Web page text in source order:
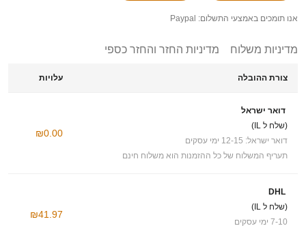
אנו תומכים באמצעי התשלום: Paypal
מדיניות משלוח מדיניות החזר והחזר כספי
צורת ההובלה עלויות
דואר ישראל
(שלח ל IL)
דואר ישראל: 12-15 ימי עסקים
תעריף המשלוח של כל ההזמנות הוא משלוח חינם
₪0.00
DHL
(שלח ל IL)
7-10 ימי עסקים
₪41.97